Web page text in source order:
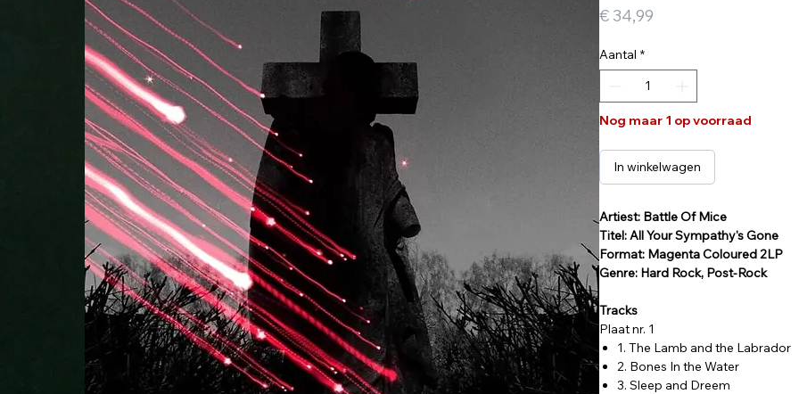
€ 34,99
Aantal *
Nog maar 1 op voorraad
In winkelwagen
Artiest: Battle Of Mice
Titel: All Your Sympathy's Gone
Format: Magenta Coloured 2LP
Genre: Hard Rock, Post-Rock
Tracks
Plaat nr. 1
1. The Lamb and the Labrador
2. Bones In the Water
3. Sleep and Dreem